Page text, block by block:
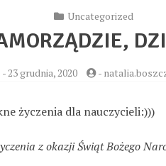
Uncategorized
- 23 grudnia, 2020 -
życzenia dla nauczycieli:)))
z okazji Świąt Bożego